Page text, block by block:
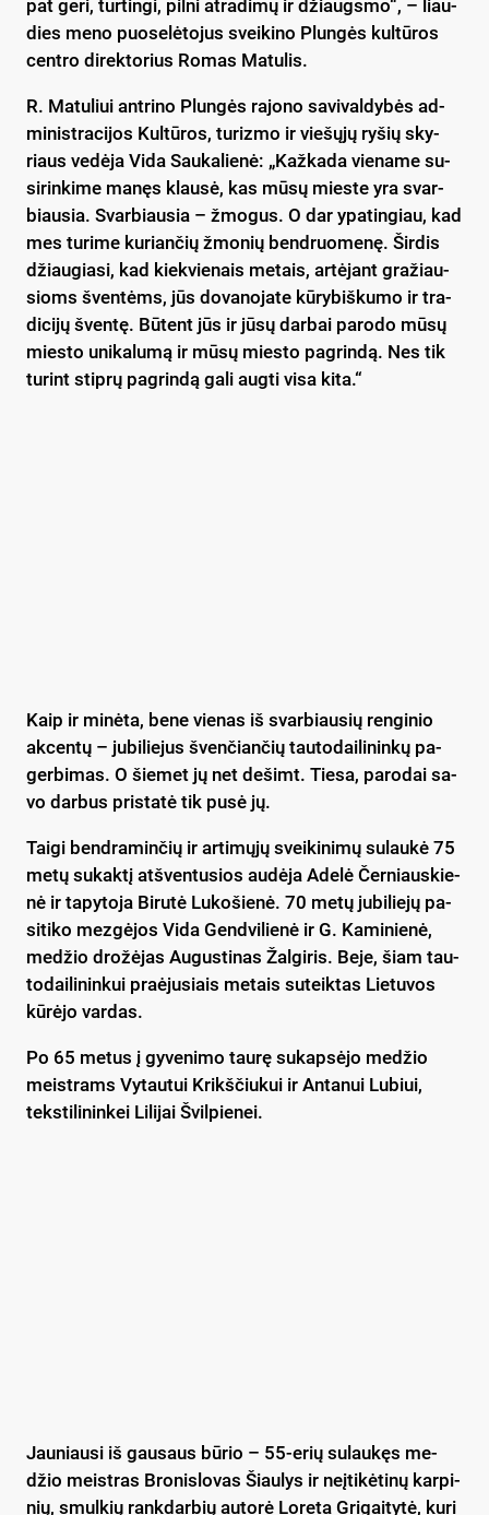
pat ge­ri, tur­tin­gi, pil­ni at­ra­di­mų ir džiaugs­mo“, – liau­
dies me­no puo­se­lė­to­jus svei­ki­no Plun­gės kul­tū­ros
cent­ro di­rek­to­rius Ro­mas Ma­tu­lis.
R. Ma­tu­liui ant­ri­no Plun­gės ra­jo­no sa­vi­val­dy­bės ad­
mi­nist­ra­ci­jos Kul­tū­ros, tu­riz­mo ir vie­šų­jų ry­šių sky­
riaus ve­dė­ja Vi­da Sau­ka­lie­nė: „Kaž­ka­da vie­na­me su­
si­rin­ki­me ma­nęs klau­sė, kas mū­sų mies­te yra svar­
biau­sia. Svar­biau­sia – žmo­gus. O dar ypa­tin­giau, kad
mes tu­ri­me ku­rian­čių žmo­nių bend­ruo­me­nę. Šir­dis
džiau­gia­si, kad kiek­vie­nais me­tais, ar­tė­jant gra­žiau­
sioms šven­tėms, jūs do­va­no­ja­te kū­ry­biš­ku­mo ir tra­
di­ci­jų šven­tę. Bū­tent jūs ir jū­sų dar­bai pa­ro­do mū­sų
mies­to uni­ka­lu­mą ir mū­sų mies­to pa­grin­dą. Nes tik
tu­rint stip­rų pa­grin­dą ga­li aug­ti vi­sa ki­ta.“
Kaip ir mi­nė­ta, be­ne vie­nas iš svar­biau­sių ren­gi­nio
ak­cen­tų – ju­bi­lie­jus šven­čian­čių tau­to­dai­li­nin­kų pa­
ger­bi­mas. O šie­met jų net de­šimt. Tie­sa, pa­ro­dai sa­
vo dar­bus pri­sta­tė tik pu­sė jų.
Tai­gi bend­ra­min­čių ir ar­ti­mų­jų svei­ki­ni­mų su­lau­kė 75
me­tų su­kak­tį at­šven­tu­sios au­dė­ja Ade­lė Čer­niaus­kie­
nė ir ta­py­to­ja Bi­ru­tė Lu­ko­šie­nė. 70 me­tų ju­bi­lie­jų pa­
si­ti­ko mez­gė­jos Vi­da Gend­vi­lie­nė ir G. Ka­mi­nie­nė,
me­džio dro­žė­jas Au­gus­ti­nas Žal­gi­ris. Be­je, šiam tau­
to­dai­li­nin­kui praė­ju­siais me­tais su­teik­tas Lie­tu­vos
kū­rė­jo var­das.
Po 65 me­tus į gy­ve­ni­mo tau­rę su­kap­sė­jo me­džio
meist­rams Vy­tau­tui Krikš­čiu­kui ir An­ta­nui Lu­biui,
teks­ti­li­nin­kei Li­li­jai Švil­pie­nei.
Jau­niau­si iš gau­saus bū­rio – 55-erių su­lau­kęs me­
džio meist­ras Bro­nis­lo­vas Šiau­lys ir neį­ti­kė­ti­nų kar­pi­
nių, smul­kių rank­dar­bių au­to­rė Lo­re­ta Gri­gai­ty­tė, ku­ri